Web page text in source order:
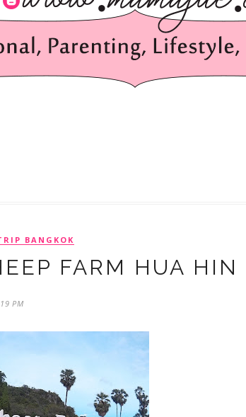
BANGKOK
FARM HUA HIN
PM